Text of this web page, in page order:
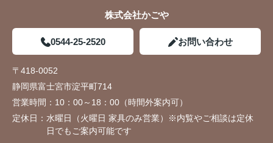
株式会社かごや
0544-25-2520 お問い合わせ
〒418-0052
静岡県富士宮市淀平町714
営業時間： 10：00～18：00（時間外案内可）
定休日： 水曜日（火曜日 家具のみ営業）※内覧やご相談は定休
日でもご案内可能です